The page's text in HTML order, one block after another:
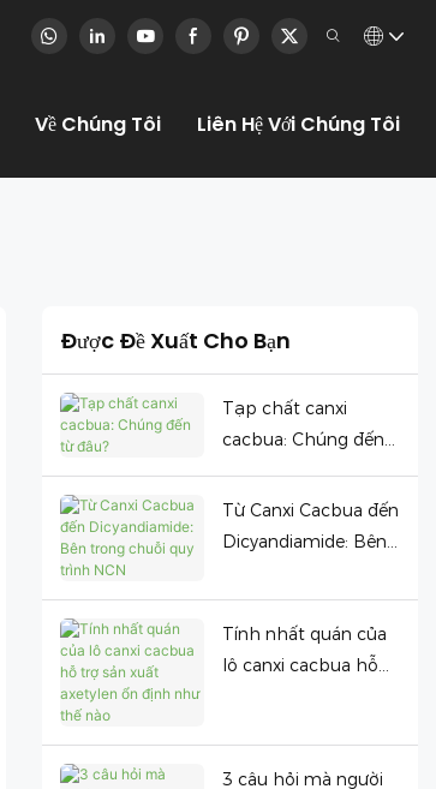
Về Chúng Tôi Liên Hệ Với Chúng Tôi
Được Đề Xuất Cho Bạn
Tạp chất canxi
cacbua: Chúng đến
từ đâu?
Từ Canxi Cacbua đến
Dicyandiamide: Bên
NCN
Tính nhất quán của
lô canxi cacbua hỗ
3 câu hỏi mà người